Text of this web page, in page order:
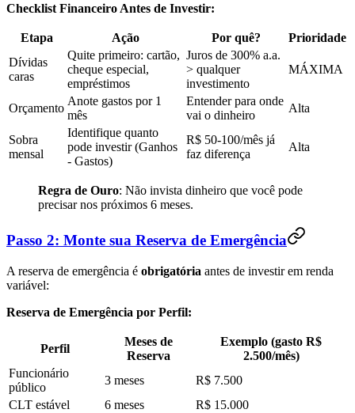
Checklist Financeiro Antes de Investir:
Etapa Ação Por quê?
Prioridade
Dívidas
caras
Quite primeiro: cartão,
cheque especial,
empréstimos
Juros de 300% a.a.
> qualquer
investimento
MÁXIMA
Orçamento
Anote gastos por 1
mês
Entender para onde
vai o dinheiro
Alta
Sobra
mensal
Identifique quanto
pode investir (Ganhos
- Gastos)
R$ 50-100/mês já
faz diferença
Alta
Regra de Ouro: Não invista dinheiro que você pode
precisar nos próximos 6 meses.
Passo 2: Monte sua Reserva de Emergência
A reserva de emergência é obrigatória antes de investir em renda
variável:
Reserva de Emergência por Perfil:
Perfil
Meses de
Reserva
Exemplo (gasto R$
2.500/mês)
Funcionário
público
3 meses
R$ 7.500
CLT estável
6 meses
R$ 15.000